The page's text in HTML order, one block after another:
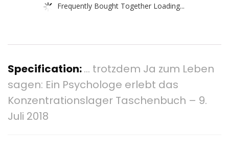
Frequently Bought Together Loading...
Specification:… trotzdem Ja zum Leben
sagen: Ein Psychologe erlebt das
Konzentrationslager Taschenbuch – 9.
Juli 2018